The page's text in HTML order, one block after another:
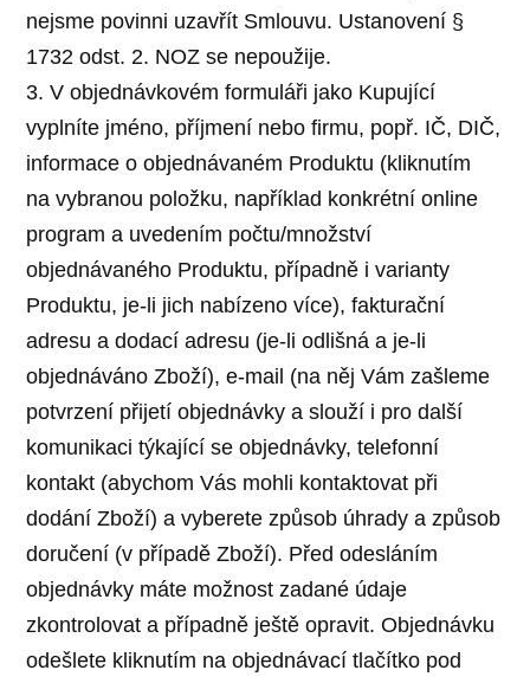
nejsme povinni uzavřít Smlouvu. Ustanovení §
1732 odst. 2. NOZ se nepoužije.
3. V objednávkovém formuláři jako Kupující
vyplníte jméno, příjmení nebo firmu, popř. IČ, DIČ,
informace o objednávaném Produktu (kliknutím
na vybranou položku, například konkrétní online
program a uvedením počtu/množství
objednávaného Produktu, případně i varianty
Produktu, je-li jich nabízeno více), fakturační
adresu a dodací adresu (je-li odlišná a je-li
objednáváno Zboží), e-mail (na něj Vám zašleme
potvrzení přijetí objednávky a slouží i pro další
komunikaci týkající se objednávky, telefonní
kontakt (abychom Vás mohli kontaktovat při
dodání Zboží) a vyberete způsob úhrady a způsob
doručení (v případě Zboží). Před odesláním
objednávky máte možnost zadané údaje
zkontrolovat a případně ještě opravit. Objednávku
odešlete kliknutím na objednávací tlačítko pod